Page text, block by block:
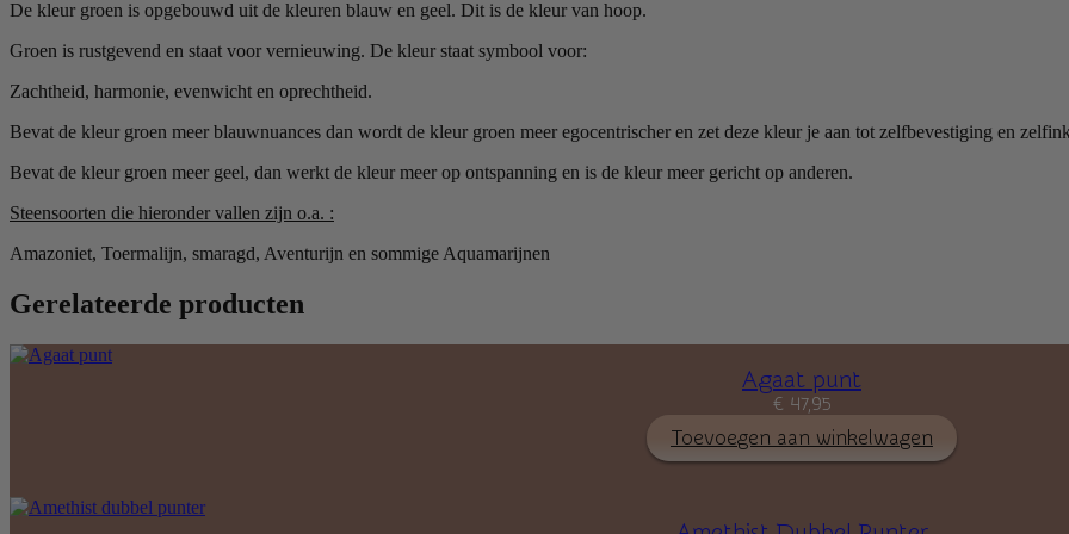
De kleur groen is opgebouwd uit de kleuren blauw en geel. Dit is de kleur van hoop.
Groen is rustgevend en staat voor vernieuwing. De kleur staat symbool voor:
Zachtheid, harmonie, evenwicht en oprechtheid.
Bevat de kleur groen meer blauwnuances dan wordt de kleur groen meer egocentrischer en zet deze kleur je aan tot zelfbevestiging en
Bevat de kleur groen meer geel, dan werkt de kleur meer op ontspanning en is de kleur meer gericht op anderen.
Steensoorten die hieronder vallen zijn o.a. :
Amazoniet, Toermalijn, smaragd, Aventurijn en sommige Aquamarijnen
Gerelateerde producten
Agaat punt
€ 47,95
Toevoegen aan winkelwagen